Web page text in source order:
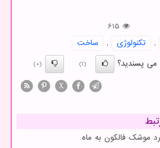
615
, تكنولوژی ,
ساخت
می پسندید؟
(1)
(0)
X
موشک فالکون به ماه